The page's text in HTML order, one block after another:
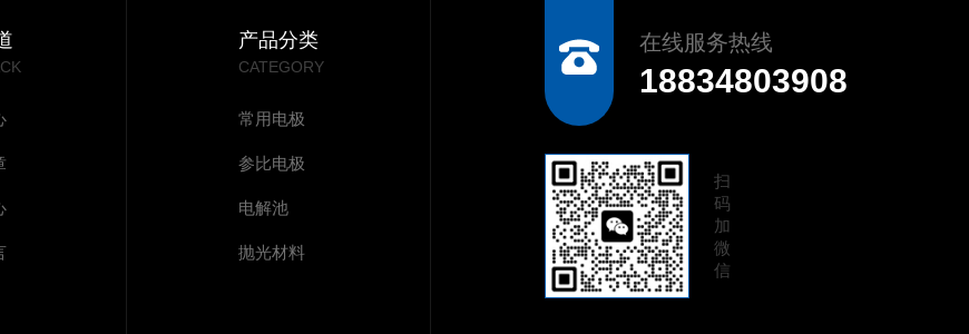
产品分类
CATEGORY
常用电极
参比电极
电解池
抛光材料
在线服务热线
18834803908
扫
码
加
微
信